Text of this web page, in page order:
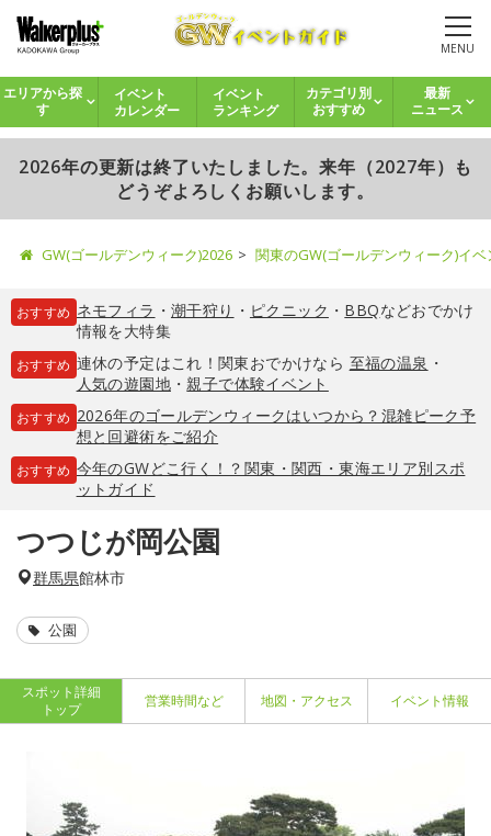
MENU
エリアから探
す
イベント
カレンダー
イベント
ランキング
カテゴリ別
おすすめ
最新
ニュース
2026年の更新は終了いたしました。来年（2027年）も
どうぞよろしくお願いします。
GW(ゴールデンウィーク)2026 関東のGW(ゴールデンウィーク)イ
おすすめ ネモフィラ ・ 潮干狩り ・ ピクニック ・ BBQなどおでかけ
情報を大特集
おすすめ 連休の予定はこれ！関東おでかけなら 至福の温泉 ・
人気の遊園地・親子で体験イベント
おすすめ 2026年のゴールデンウィークはいつから？混雑ピーク予
想と回避術をご紹介
おすすめ 今年のGWどこ行く！？関東・関西・東海エリア別スポ
ットガイド
つつじが岡公園
群馬県館林市
公園
スポット詳細
トップ
営業時間など 地図・アクセス イベント情報